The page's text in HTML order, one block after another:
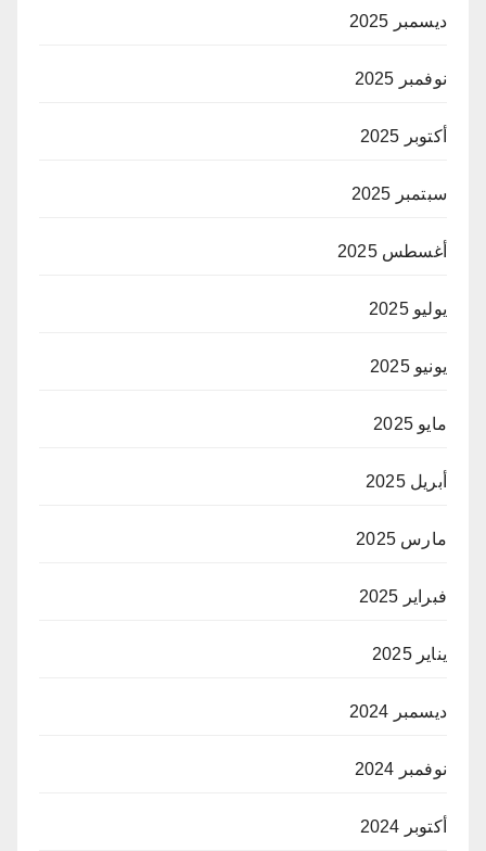
ديسمبر 2025
نوفمبر 2025
أكتوبر 2025
سبتمبر 2025
أغسطس 2025
يوليو 2025
يونيو 2025
مايو 2025
أبريل 2025
مارس 2025
فبراير 2025
يناير 2025
ديسمبر 2024
نوفمبر 2024
أكتوبر 2024